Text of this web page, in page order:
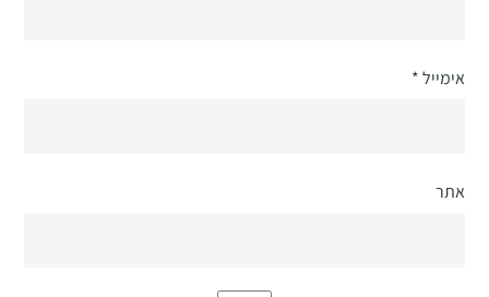
אימייל*
אתר